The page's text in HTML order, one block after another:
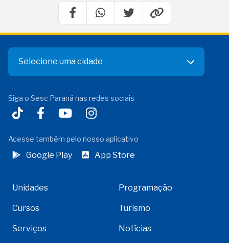
Selecione uma cidade
Siga o Sesc Paraná nas redes sociais
Acesse também pelo nosso aplicativo
Google Play App Store
Unidades Programação
Cursos Turismo
Serviços Notícias